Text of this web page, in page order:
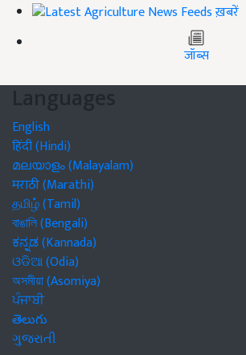
ख़बरें
जॉब्स
Languages
English
हिंदी (Hindi)
മലയാളം (Malayalam)
मराठी (Marathi)
தமிழ் (Tamil)
বাঙালি (Bengali)
ಕನ್ನಡ (Kannada)
ଓଡିଆ (Odia)
অসমীয়া (Asomiya)
ਪੰਜਾਬੀ
తెలుగు
ગુજરાતી